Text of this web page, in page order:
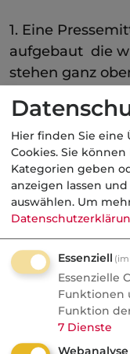
1. Eine
aufgebaut  die
stehen ganz
2. Der erste
auf die ganze
folgende
die Meldung
Wer (Um
Was
die
Wann
Wo (Wo
Hier finden Sie eine
Cookies. Sie
Kategorien geben
anzeigen lassen
auswählen. Um
Essenziell
Essenzielle
Funktionen
Funktion
7 Dienste
Webanalyse